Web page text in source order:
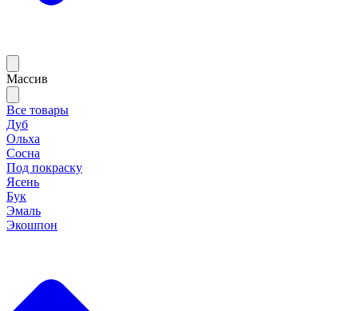
Массив
Все товары
Дуб
Ольха
Сосна
Под покраску
Ясень
Бук
Эмаль
Экошпон